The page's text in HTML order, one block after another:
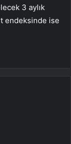
3 aylık
endeksinde ise